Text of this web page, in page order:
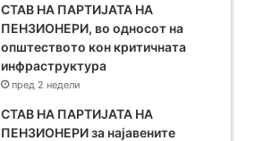
СТАВ НА ПАРТИЈАТА НА
ПЕНЗИОНЕРИ, во односот на
општеството кон критичната
инфраструктура
пред 2 недели
​СТАВ НА ПАРТИЈАТА НА
ПЕНЗИОНЕРИ за најавените